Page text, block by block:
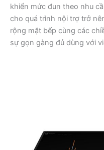
khiển mức đun theo nhu
cho quá trình nội trợ trở
rộng mặt bếp cùng các
sự gọn gàng đủ dùng với